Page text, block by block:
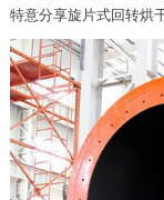
特意分享旋片式回转烘